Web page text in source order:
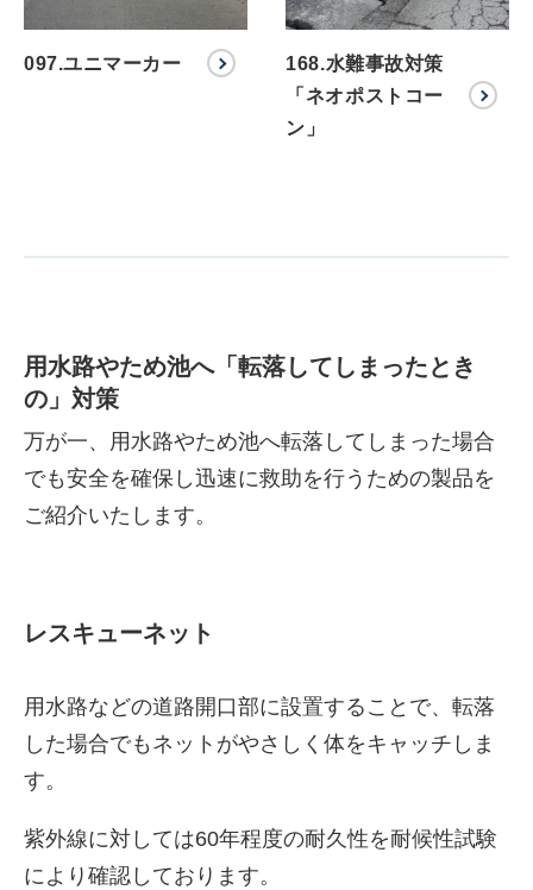
097.ユニマーカー
168.水難事故対策
「ネオポストコー
ン」
用水路やため池へ「転落してしまったとき
の」対策
万が一、用水路やため池へ転落してしまった場合
でも安全を確保し迅速に救助を行うための製品を
ご紹介いたします。
レスキューネット
用水路などの道路開口部に設置することで、転落
した場合でもネットがやさしく体をキャッチしま
す。
紫外線に対しては60年程度の耐久性を耐候性試験
により確認しております。